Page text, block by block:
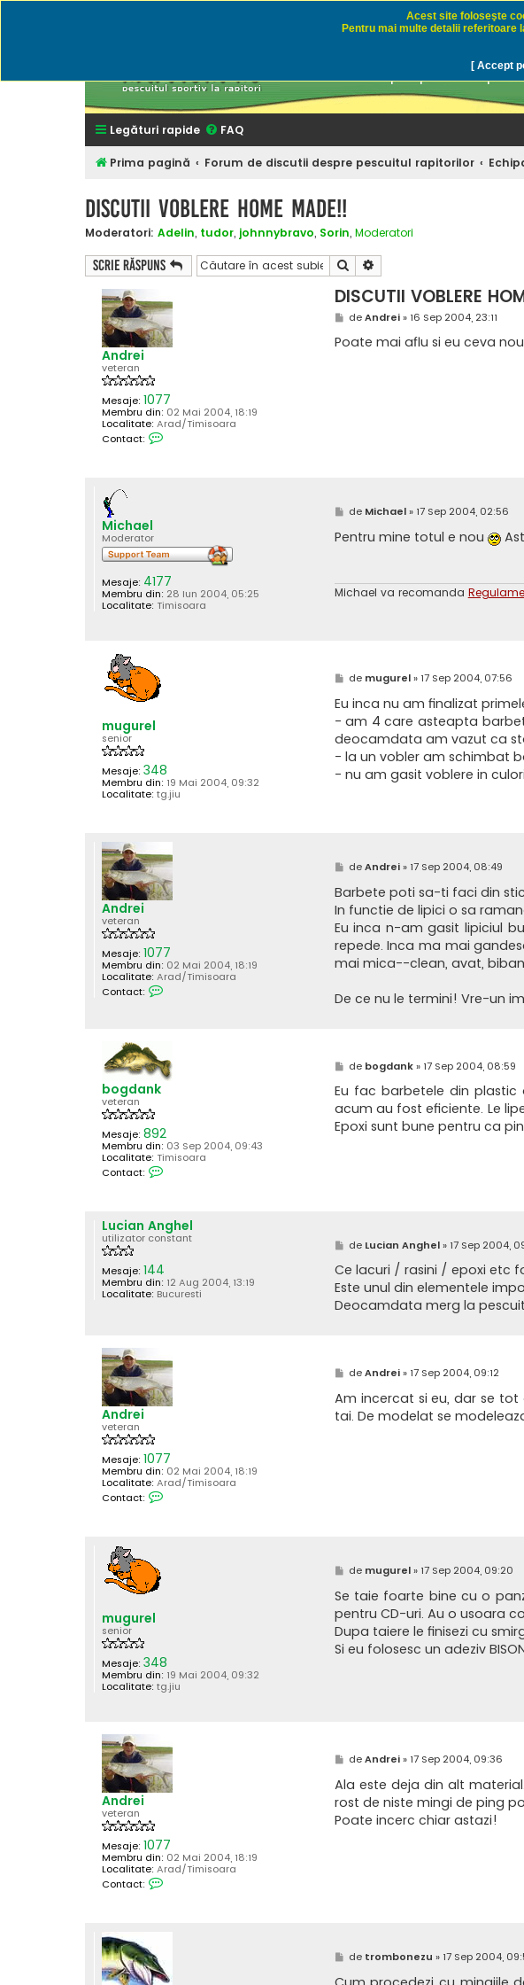
Rapitori.ro -
Discutii despre pescuit
Legături rapide FAQ
Prima pagină Forum de discutii despre pescuitul rapitorilor
DISCUTII VOBLERE HOME MADE!!
Moderatori: Adelin, tudor, johnnybravo, Sorin, Moderatori
Scrie răspuns Căutare
Andrei
veteran
Mesaje: 1077
Membru din: 02 Mai 2004, 18:19
Localitate: Arad/Timisoara
Contact:
ă
p
e
A
n
d
DISCUTII VOBLERE
M
s
a
deAndrei» 16 Sep 2004, 23:11
Poate mai aflu si eu ceva
Michael
Moderator
Mesaje: 4177
Membru din: 28 Iun 2004, 05:25
Localitate: Timisoara
M
s
a
de Michael» 17 Sep 2004, 02:56
Pentru mine totul e nou
Michael va recomanda
mugurel
senior
Mesaje: 348
Membru din: 19 Mai 2004, 09:32
Localitate: tg.jiu
M
s
a
j
de mugurel» 17 Sep 2004, 07:56
Eu inca nu am finalizat
- am 4 care asteapta
deocamdata am vazut ca
- la un vobler am schimbat
- nu am gasit voblere in
Andrei
veteran
Mesaje: 1077
Membru din: 02 Mai 2004, 18:19
Localitate: Arad/Timisoara
Contact:
t
e
a
e
A
n
d
M
s
a
deAndrei» 17 Sep 2004, 08:49
Barbete poti sa-ti faci din
In functie de lipici o sa
Eu inca n-am gasit lipiciul
repede. Inca ma mai
mai mica--clean, avat,
De ce nu le termini! Vre-un
bogdank
veteran
Mesaje: 892
Membru din: 03 Sep 2004, 09:43
Localitate: Timisoara
Contact:
c
t
ă
p
a
n
k
M
s
a
j
de bogdank» 17 Sep 2004, 08:59
Eu fac barbetele din plastic
acum au fost eficiente. Le
Epoxi sunt bune pentru ca
Lucian Anghel
utilizator constant
Mesaje: 144
Membru din: 12 Aug 2004, 13:19
Localitate: Bucuresti
M
s
a
j
de Lucian Anghel» 17 Sep 2004,
Ce lacuri / rasini / epoxi etc
Este unul din elementele
Deocamdata merg la
Andrei
veteran
Mesaje: 1077
Membru din: 02 Mai 2004, 18:19
Localitate: Arad/Timisoara
Contact:
n
d
r
e
M
s
a
j
deAndrei» 17 Sep 2004, 09:12
Am incercat si eu, dar se
tai. De modelat se
mugurel
senior
Mesaje: 348
Membru din: 19 Mai 2004, 09:32
Localitate: tg.jiu
M
s
a
j
de mugurel» 17 Sep 2004, 09:20
Se taie foarte bine cu o
pentru CD-uri. Au o usoara
Dupa taiere le finisezi cu
Si eu folosesc un adeziv
Andrei
veteran
Mesaje: 1077
Membru din: 02 Mai 2004, 18:19
Localitate: Arad/Timisoara
Contact:
a
M
s
a
j
deAndrei» 17 Sep 2004, 09:36
Ala este deja din alt
rost de niste mingi de ping
Poate incerc chiar astazi!
M
s
de trombonezu » 17 Sep 2004,
Acest site foloseşte
Pentru mai multe detalii referitoare
[ Accept